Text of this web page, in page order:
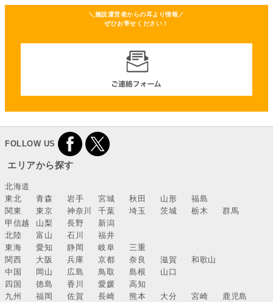
＼施設運営者からの耳より情報／
ぜひお寄せください！
FOLLOW US
エリアから探す
北海道
東北
青森 岩手 宮城 秋田 山形
福島
関東
東京 神奈川 千葉 埼玉 茨城 栃木
群馬
甲信越
山梨 長野
新潟
北陸
富山 石川
福井
東海
愛知 静岡 岐阜
三重
関西
大阪 兵庫 京都 奈良 滋賀
和歌山
中国
岡山 広島 鳥取 島根
山口
四国
徳島 香川 愛媛
高知
九州
福岡 佐賀 長崎 熊本 大分 宮崎
鹿児島